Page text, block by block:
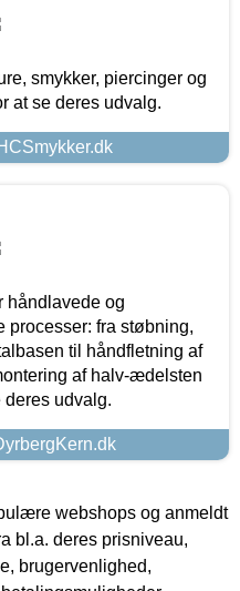
smykker, piercinger og
at se deres udvalg.
håndlavede og
processer: fra støbning,
til håndfletning af
af halv-ædelsten
deres udvalg.
webshops og anmeldt
bl.a. deres prisniveau,
brugervenlighed,